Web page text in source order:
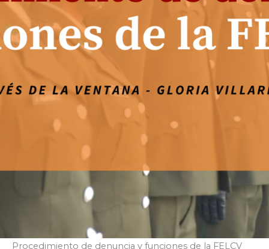
Procedimiento de denuncia y funciones de la FELCV